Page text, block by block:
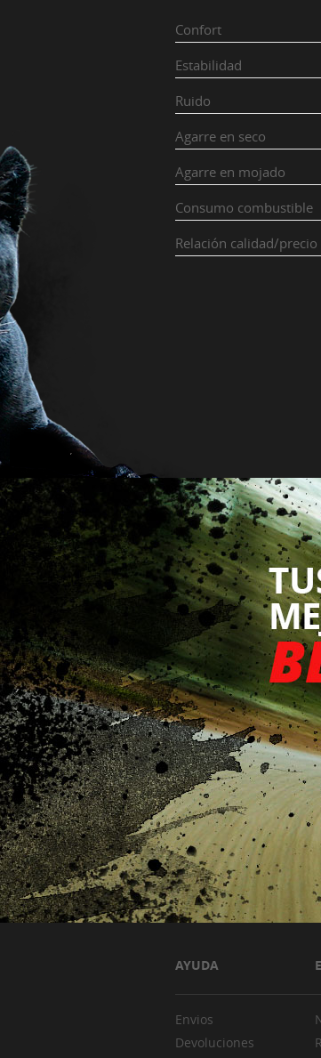
Confort
Estabilidad
Ruido
Agarre en seco
Agarre en mojado
Consumo combustible
Relación calidad/precio
AYUDA
Envios
Devoluciones